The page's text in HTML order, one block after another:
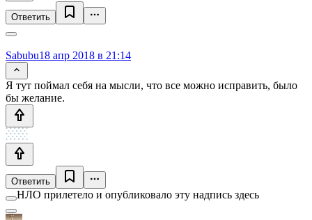
Ответить
Sabubu18 апр 2018 в 21:14
Я тут поймал себя на мысли, что все можно исправить, было
бы желание.
Ответить
НЛО прилетело и опубликовало эту надпись здесь